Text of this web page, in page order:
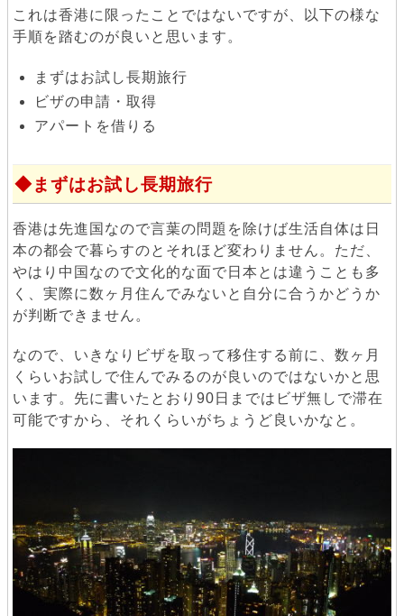
これは香港に限ったことではないですが、以下の様な
手順を踏むのが良いと思います。
まずはお試し長期旅行
ビザの申請・取得
アパートを借りる
まずはお試し長期旅行
香港は先進国なので言葉の問題を除けば生活自体は日
本の都会で暮らすのとそれほど変わりません。ただ、
やはり中国なので文化的な面で日本とは違うことも多
く、実際に数ヶ月住んでみないと自分に合うかどうか
が判断できません。
なので、いきなりビザを取って移住する前に、数ヶ月
くらいお試しで住んでみるのが良いのではないかと思
います。先に書いたとおり90日まではビザ無しで滞在
可能ですから、それくらいがちょうど良いかなと。